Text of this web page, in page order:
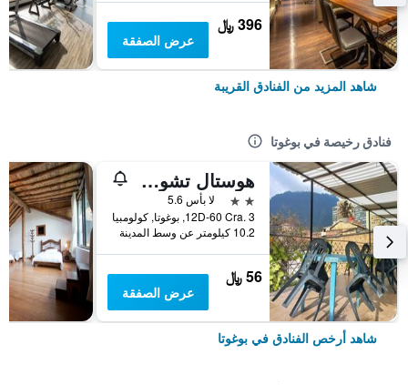
396 ﷼
عرض الصفقة
شاهد المزيد من الفنادق القريبة
فنادق رخيصة في بوغوتا
هوستال تشورو دي كويفيدو كانديلاريا
2 نجمتين
لا بأس 5.6
12D-60 Cra. 3, بوغوتا, كولومبيا
10.2 كيلومتر عن وسط المدينة
56 ﷼
عرض الصفقة
شاهد أرخص الفنادق في بوغوتا